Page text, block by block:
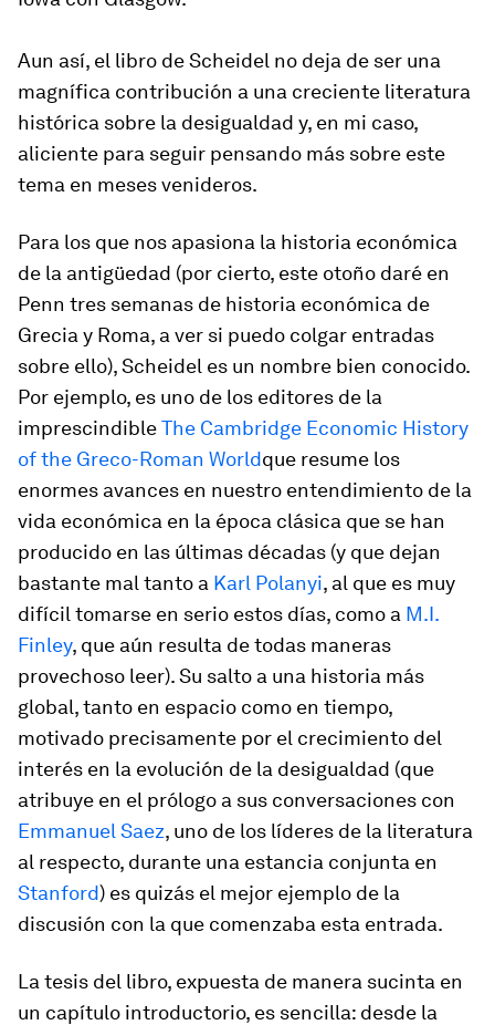
Aun así, el libro de Scheidel no deja de ser una
magnífica contribución a una creciente literatura
histórica sobre la desigualdad y, en mi caso,
aliciente para seguir pensando más sobre este
tema en meses venideros.
Para los que nos apasiona la historia económica
de la antigüedad (por cierto, este otoño daré en
Penn tres semanas de historia económica de
Grecia y Roma, a ver si puedo colgar entradas
sobre ello), Scheidel es un nombre bien conocido.
Por ejemplo, es uno de los editores de la
imprescindibleThe Cambridge Economic History
of the Greco-Roman Worldque resume los
enormes avances en nuestro entendimiento de la
vida económica en la época clásica que se han
producido en las últimas décadas (y que dejan
bastante mal tanto a Karl Polanyi, al que es muy
difícil tomarse en serio estos días, como a M.I.
Finley, que aún resulta de todas maneras
provechoso leer). Su salto a una historia más
global, tanto en espacio como en tiempo,
motivado precisamente por el crecimiento del
interés en la evolución de la desigualdad (que
atribuye en el prólogo a sus conversaciones con
Emmanuel Saez, uno de los líderes de la literatura
al respecto, durante una estancia conjunta en
Stanford) es quizás el mejor ejemplo de la
discusión con la que comenzaba esta entrada.
La tesis del libro, expuesta de manera sucinta en
un capítulo introductorio, es sencilla: desde la